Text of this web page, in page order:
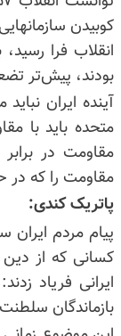
کوبیدن
انقلاب فرا
بودند، پیش‌تر
آینده ایران
متحده باید با
مقاومت در
مقاومت را که در
پاتریک کندی:
پیام مردم ایران
ایرانی فریاد
بازماندگان